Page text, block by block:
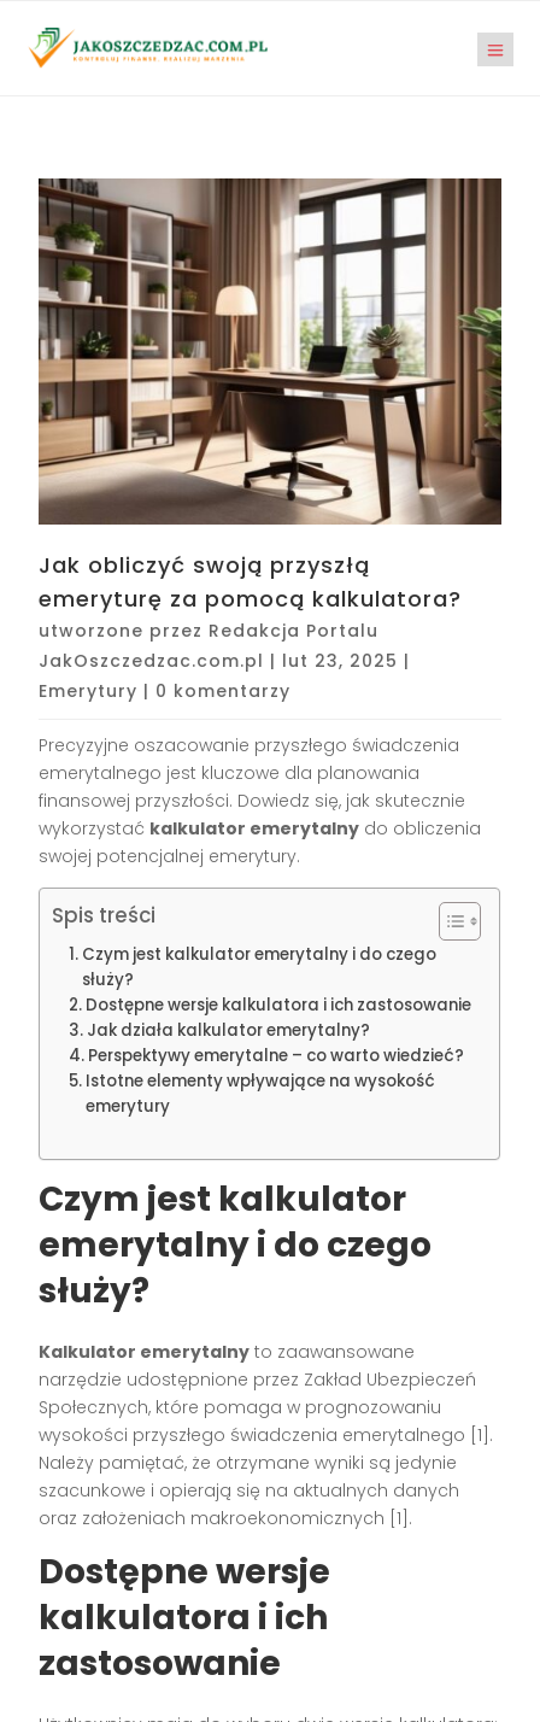
Jak obliczyć swoją przyszłą
emeryturę za pomocą kalkulatora?
utworzone przez Redakcja Portalu
JakOszczedzac.com.pl | lut 23, 2025 |
Emerytury | 0 komentarzy
Precyzyjne oszacowanie przyszłego świadczenia
emerytalnego jest kluczowe dla planowania
finansowej przyszłości. Dowiedz się, jak skutecznie
wykorzystać kalkulator emerytalny do obliczenia
swojej potencjalnej emerytury.
Spis treści
Czym jest kalkulator emerytalny i do czego
służy?
Dostępne wersje kalkulatora i ich zastosowanie
Jak działa kalkulator emerytalny?
Perspektywy emerytalne – co warto wiedzieć?
Istotne elementy wpływające na wysokość
emerytury
Czym jest kalkulator
emerytalny i do czego
służy?
Kalkulator emerytalny to zaawansowane
narzędzie udostępnione przez Zakład Ubezpieczeń
Społecznych, które pomaga w prognozowaniu
wysokości przyszłego świadczenia emerytalnego [1].
Należy pamiętać, że otrzymane wyniki są jedynie
szacunkowe i opierają się na aktualnych danych
oraz założeniach makroekonomicznych [1].
Dostępne wersje
kalkulatora i ich
zastosowanie